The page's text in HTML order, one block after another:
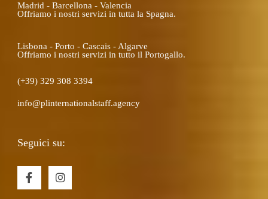
Madrid - Barcellona - Valencia
Offriamo i nostri servizi in tutta la Spagna.
Lisbona - Porto - Cascais - Algarve
Offriamo i nostri servizi in tutto il Portogallo.
(+39) 329 308 3394
info@plinternationalstaff.agency
Seguici su:
F
a
c
I
n
s